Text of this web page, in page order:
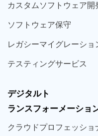
カスタム ソフトウェア開
ソフト ウェア保守
レガシーマイグレーショ
テスティングサービス
デジタルト
ランスフォーメーショ
クラウドプロフェッショ